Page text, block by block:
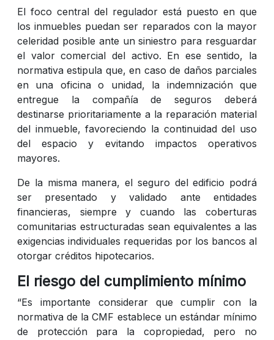
El foco central del regulador está puesto en que
los inmuebles puedan ser reparados con la mayor
celeridad posible ante un siniestro para resguardar
el valor comercial del activo. En ese sentido, la
normativa estipula que, en caso de daños parciales
en una oficina o unidad, la indemnización que
entregue la compañía de seguros deberá
destinarse prioritariamente a la reparación material
del inmueble, favoreciendo la continuidad del uso
del espacio y evitando impactos operativos
mayores.
De la misma manera, el seguro del edificio podrá
ser presentado y validado ante entidades
financieras, siempre y cuando las coberturas
comunitarias estructuradas sean equivalentes a las
exigencias individuales requeridas por los bancos al
otorgar créditos hipotecarios.
El riesgo del cumplimiento mínimo
“Es importante considerar que cumplir con la
normativa de la CMF establece un estándar mínimo
de protección para la copropiedad, pero no